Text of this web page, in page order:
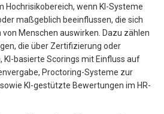
Hochrisikobereich, wenn KI-Systeme
maßgeblich beeinflussen, die sich
Menschen auswirken. Dazu zählen
die über Zertifizierung oder
KI-basierte Scorings mit Einfluss auf
Proctoring-Systeme zur
KI-gestützte Bewertungen im HR-